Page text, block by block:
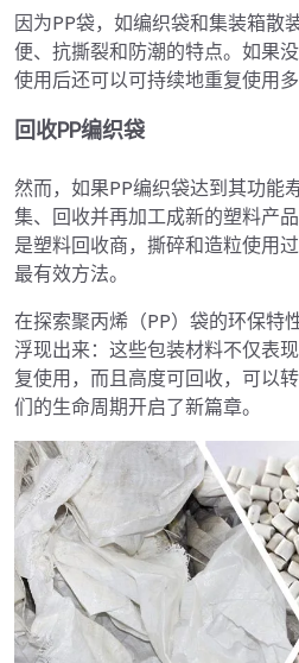
因为PP袋，如编织袋和集装箱散
便、抗撕裂和防潮的特点。如果
使用后还可以可持续地重复使用多
回收PP编织袋
然而，如果PP编织袋达到其功能
集、回收并再加工成新的塑料产
是塑料回收商，撕碎和造粒使用
最有效方法。
在探索聚丙烯（PP）袋的环保特
浮现出来：这些包装材料不仅表
复使用，而且高度可回收，可以
们的生命周期开启了新篇章。